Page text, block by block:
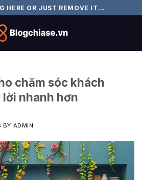
HERE OR JUST REMOVE IT...
chăm sóc khách
nhanh hơn
BY ADMIN